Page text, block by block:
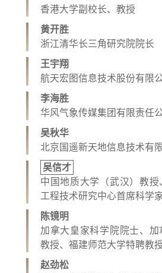
香港大学副校长、教授
黄开胜
浙江清华长三角研究院院长
王宇翔
航天宏图信息技术股份有限
李海胜
华风气象传媒集团有限责任
吴秋华
北京国遥新天地信息技术有
吴信才
中国地质大学（武汉）教
工程技术研究中心首席科学
陈镜明
加拿大皇家科学院院士、
教授、福建师范大学特聘教
赵劲松